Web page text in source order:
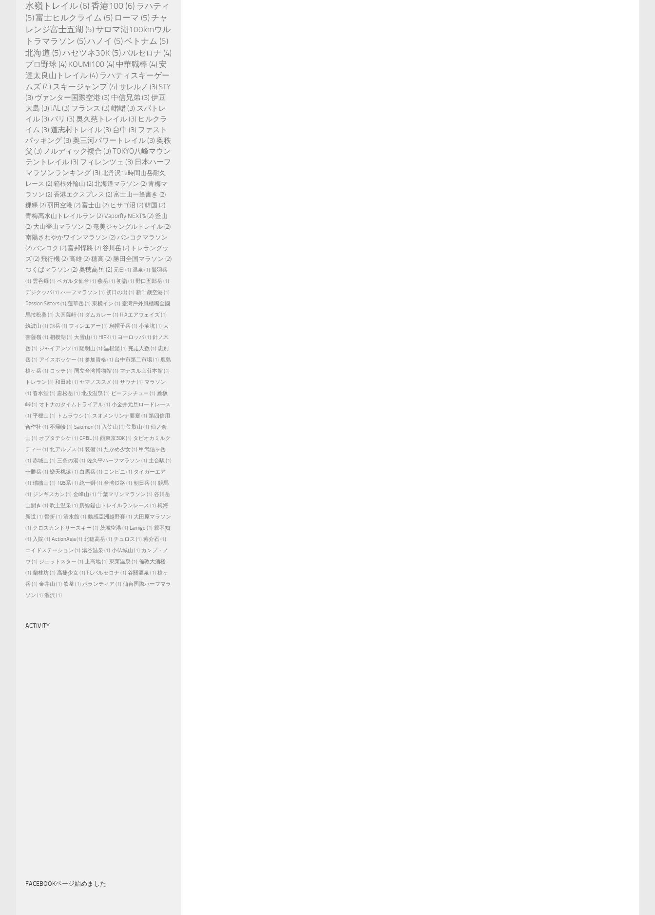
水嶺トレイル (6)香港100 (6) ラハティ
(5)富士ヒルクライム (5) ローマ (5) チャ
レンジ富士五湖 (5)サロマ湖100kmウル
トラマラソン (5)ハノイ (5)ベトナム (5)
北海道 (5)ハセツネ30K (5)バルセロナ (4)
プロ野球 (4) KOUMI100 (4) 中華職棒 (4) 安
達太良山トレイル (4) ラハティスキーゲー
ムズ (4) スキージャンプ(4) サレルノ (3) STY
(3) ヴァンター国際空港 (3) 中信兄弟 (3) 伊豆
大島 (3) JAL (3) フランス (3) 峮峮 (3) スパトレ
イル (3) パリ (3) 奥久慈トレイル (3) ヒルクラ
イム (3) 道志村トレイル (3) 台中 (3) ファスト
パッキング (3) 奥三河パワートレイル (3) 奥秩
父 (3) ノルディック複合 (3) TOKYO八峰マウン
テントレイル (3) フィレンツェ (3) 日本ハーフ
マラソンランキング (3) 北丹沢12時間山岳耐久
レース (2) 箱根外輪山 (2) 北海道マラソン (2) 青梅マ
ラソン (2) 香港エクスプレス (2) 富士山一筆書き (2)
粿粿 (2) 羽田空港 (2) 富士山 (2) ヒサゴ沼 (2) 韓国 (2)
青梅高水山トレイルラン (2) Vaporfly NEXT% (2) 釜山
(2) 大山登山マラソン (2) 奄美ジャングルトレイル (2)
南陽さわやかワインマラソン (2) バンコクマラソン
(2) バンコク (2) 富邦悍將 (2) 谷川岳 (2) トレラングッ
ズ (2) 飛行機 (2) 高雄 (2) 穂高 (2) 勝田全国マラソン (2)
つくばマラソン (2) 奥穂高岳 (2) 元日 (1) 温泉 (1) 鷲羽岳
(1) 雲呑麺(1) ベガルタ仙台 (1) 燕岳(1) 初詣(1) 野口五郎岳(1)
デジクッパ(1) ハーフマラソン (1) 初日の出 (1) 新千歳空港 (1)
Passion Sisters(1) 蓮華岳(1) 東横イン (1) 臺灣戶外風櫃嘴全國
馬拉松賽 (1) 大菩薩峠(1) ダムカレー (1) ITAエアウェイズ(1)
筑波山 (1) 旭岳(1) フィンエアー (1) 烏帽子岳(1) 小油坑(1) 大
菩薩嶺 (1) 相模湖 (1) 大雪山 (1) HIFK(1) ヨーロッパ(1) 針ノ木
岳(1) ジャイアンツ (1) 陽明山 (1) 温根湯(1) 完走人数 (1) 忠別
岳(1) アイスホッケー (1) 参加資格 (1) 台中市第二市場(1) 鹿島
槍ヶ岳(1) ロッテ (1) 国立台湾博物館(1) マナスル山荘本館(1)
トレラン (1) 和田峠(1) ヤマノススメ (1) サウナ (1) マラソン
(1) 春水堂(1) 唐松岳(1) 北投温泉 (1) ビーフシチュー (1) 雁坂
峠(1) オトナのタイムトライアル(1) 小金井元旦ロードレース
(1) 平標山 (1) トムラウシ (1) スオメンリンナ要塞(1) 第四信用
合作社 (1) 不帰嶮(1) Salomon (1) 入笠山 (1) 笠取山 (1) 仙ノ倉
山 (1) オプタテシケ (1) CPBL (1) 西東京30K(1) タピオカミルク
ティー (1) 北アルプス (1) 装備(1) たかめ少女(1) 甲武信ヶ岳
(1) 赤城山 (1) 三条の湯(1) 佐久平ハーフマラソン (1) 土合駅 (1)
十勝岳(1) 樂天桃猿 (1) 白馬岳(1) コンビニ (1) タイガーエア
(1) 瑞牆山 (1) 185系 (1) 統一獅(1) 台湾鉄路 (1) 朝日岳(1) 競馬
(1) ジンギスカン (1) 金峰山 (1) 千葉マリンマラソン (1) 谷川岳
山開き (1) 吹上温泉 (1) 房総鋸山トレイルランレース (1) 栂海
新道 (1) 骨折(1) 清水館(1) 動感亞洲越野賽 (1) 大田原マラソン
(1) クロスカントリースキー (1) 茨城空港 (1) Lamigo (1) 親不知
(1) 入院(1) ActionAsia(1) 北穂高岳(1) チュロス (1) 蒋介石(1)
エイドステーション (1) 湯谷温泉 (1) 小仏城山 (1) カンプ・ノ
ウ (1) ジェットスター (1) 上高地(1) 東莱温泉 (1) 倫敦大酒楼
(1) 蘭桂坊(1) 高捷少女(1) FCバルセロナ (1) 谷關溫泉 (1) 槍ヶ
岳(1) 金井山 (1) 飲茶(1) ボランティア (1) 仙台国際ハーフマラ
ソン (1) 涸沢 (1)
ACTIVITY
FACEBOOKページ始めました